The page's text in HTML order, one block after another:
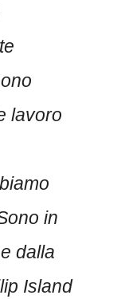
lavoro
in
dalla
Island